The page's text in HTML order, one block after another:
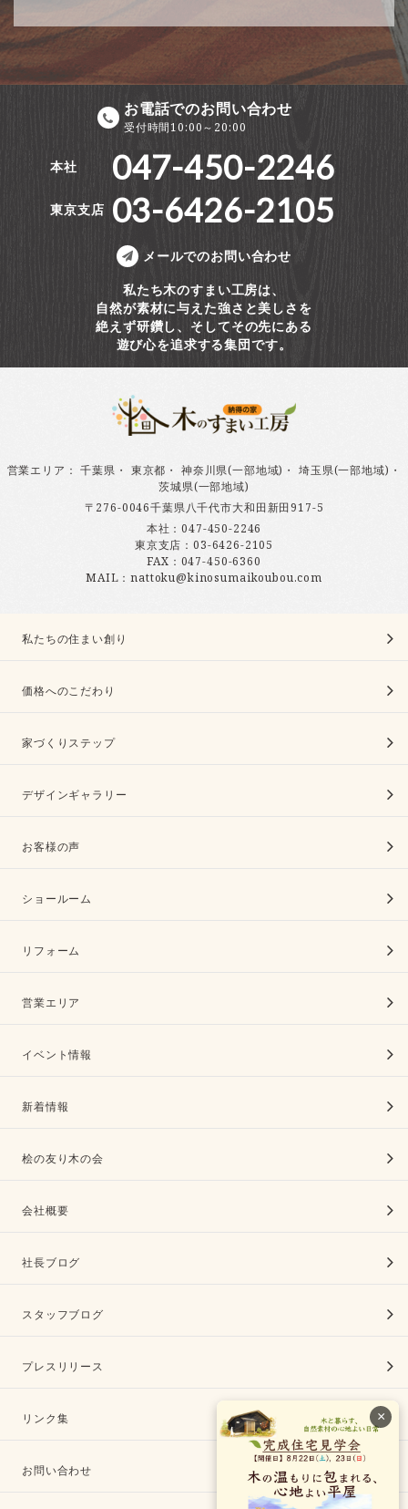
×
お電話でのお問い合わせ
受付時間10:00～20:00
本社 047-450-2246
東京支店 03-6426-2105
メールでのお問い合わせ
私たち木のすまい工房は、
自然が素材に与えた強さと美しさを
絶えず研鑽し、そしてその先にある
遊び心を追求する集団です。
営業エリア ：千葉県 ・ 東京都 ・ 神奈川県(一部地域) ・ 埼玉県(一部地域) ・
茨城県(一部地域)
〒276-0046千葉県八千代市大和田新田917-5
本社：047-450-2246
東京支店：03-6426-2105
FAX：047-450-6360
MAIL：nattoku@kinosumaikoubou.com
私たちの住まい創り
価格へのこだわり
家づくりステップ
デザインギャラリー
お客様の声
ショールーム
リフォーム
営業エリア
イベント情報
新着情報
桧の友り木の会
会社概要
社長ブログ
スタッフブログ
プレスリリース
リンク集
お問い合わせ